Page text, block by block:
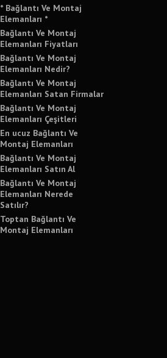
* Bağlantı Ve Montaj
Elemanları *
Bağlantı Ve Montaj
Elemanları Fiyatları
Bağlantı Ve Montaj
Elemanları Nedir?
Bağlantı Ve Montaj
Elemanları Satan Firmalar
Bağlantı Ve Montaj
Elemanları Çeşitleri
En ucuz Bağlantı Ve
Montaj Elemanları
Bağlantı Ve Montaj
Elemanları Satın Al
Bağlantı Ve Montaj
Elemanları Nerede
Satılır?
Toptan Bağlantı Ve
Montaj Elemanları